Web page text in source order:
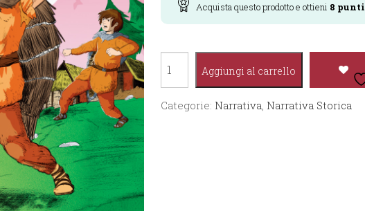
Acquista questo prodotto e ottieni 8 punti
Cammino
Aggiungi al carrello
Categorie: Narrativa, Narrativa Storica